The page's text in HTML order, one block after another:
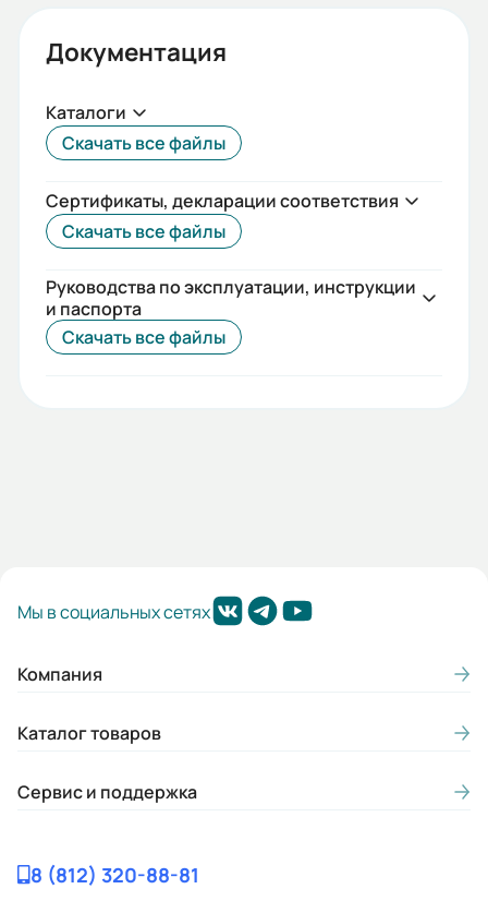
КПД:
Мп/Мн:
2,1
Длина сердечника статора:
В
Наличие вентилятора охлаждения:
Да
Документация
Каталоги
Скачать все файлы
Сертификаты, декларации соответствия
Скачать все файлы
Руководства по эксплуатации, инструкции
и паспорта
Скачать все файлы
Мы в социальных сетях
Компания
Каталог товаров
Сервис и поддержка
8 (812) 320-88-81